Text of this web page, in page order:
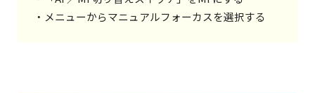
・メニューからマニュアルフォーカスを選択する